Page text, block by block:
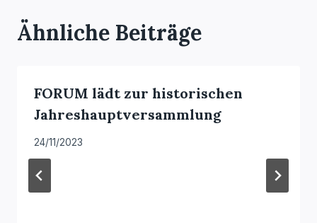
Ähnliche Beiträge
FORUM lädt zur historischen
Jahreshauptversammlung
24/11/2023